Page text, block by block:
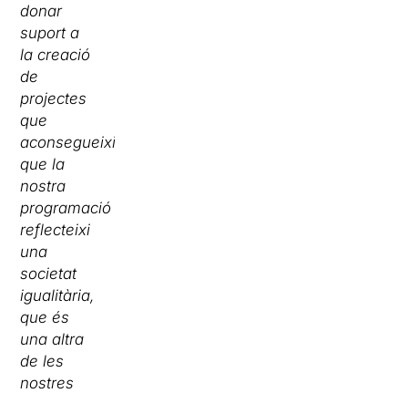
donar
suport a
la creació
de
projectes
que
aconsegueixin
que la
nostra
programació
reflecteixi
una
societat
igualitària,
que és
una altra
de les
nostres